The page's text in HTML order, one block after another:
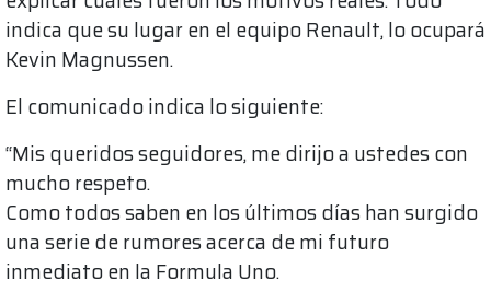
indica que su lugar en el equipo Renault, lo ocupará
Kevin Magnussen.
El comunicado indica lo siguiente:
“Mis queridos seguidores, me dirijo a ustedes con
mucho respeto.
Como todos saben en los últimos días han surgido
una serie de rumores acerca de mi futuro
inmediato en la Formula Uno.